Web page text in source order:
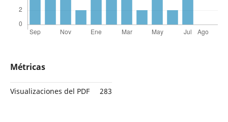
Métricas
Visualizaciones del PDF 283